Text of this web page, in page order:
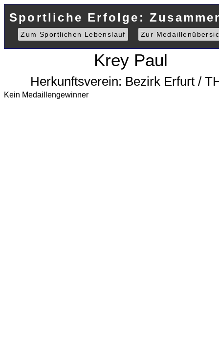
Sportliche Erfolge:
Zum Sportlichen Lebenslauf Zur
Krey Paul
Herkunftsverein: Bezirk Erfurt /
Kein Medaillengewinner